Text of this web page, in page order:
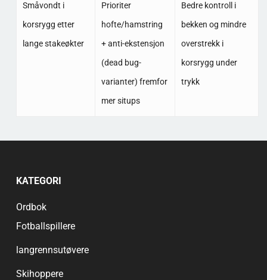
Småvondt i
korsrygg etter
lange stakeøkter
Prioriter
hofte/hamstring
+ anti-ekstensjon
(dead bug-
varianter) fremfor
mer situps
Bedre kontroll i
bekken og mindre
overstrekk i
korsrygg under
trykk
KATEGORI
Ordbok
Fotballspillere
langrennsutøvere
Skihoppere